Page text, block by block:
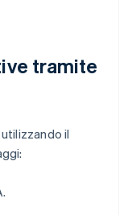
tramite
il